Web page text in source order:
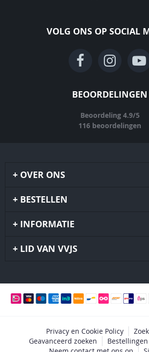
VOLG ONS OP SOCIAL
BEOORDELINGEN
Beoordeling 4.9/5
116 beoordelingen
OVER ONS
BESTELLEN
INFORMATIE
LID VAN VVJS
Privacy en Cookie Policy
Geavanceerd zoeken